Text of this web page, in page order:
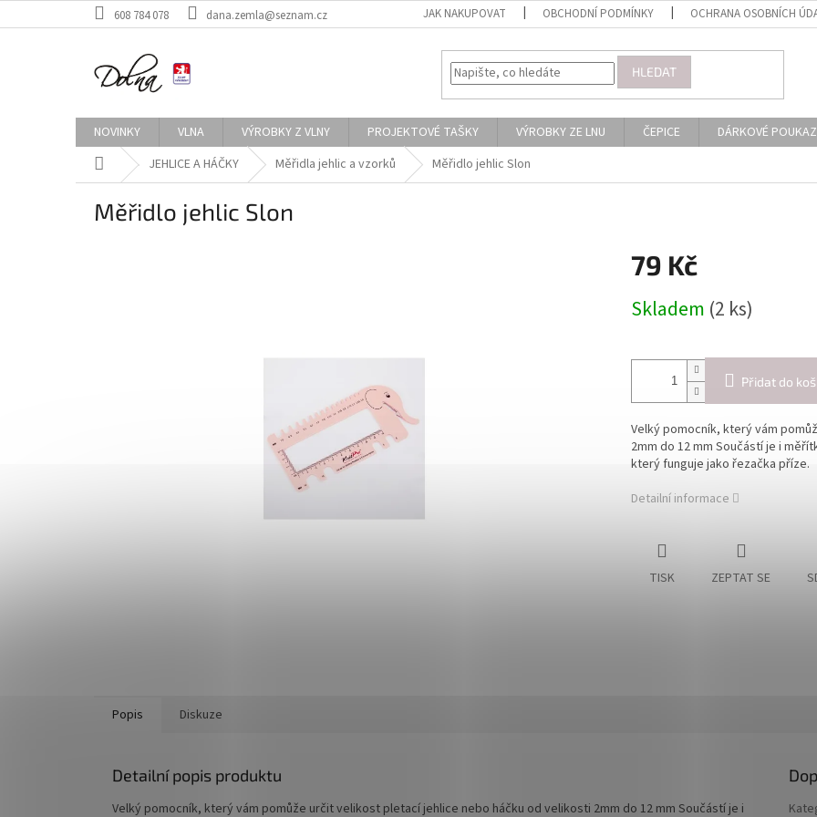
na
608 784 078 dana.zemla@seznam.cz JAK NAKUPOVAT OBCHODNÍ PODMÍNKY OCHRANA OSOBNÍCH
HLEDAT
NOVINKY VLNA VÝROBKY Z VLNY PROJEKTOVÉ TAŠKY VÝROBKY ZE LNU ČEPICE DÁRKOVÉ
Domů JEHLICE A HÁČKY Měřidla jehlic a vzorků Měřidlo jehlic Slon
Měřidlo jehlic Slon
79 Kč
cena:
Skladem (2 ks)
Přidat do
Velký pomocník, který vám
2mm do 12 mm Součástí je i
který funguje jako řezačka příze.
Detailní informace
TISK ZEPTAT SE
Popis Diskuze
Detailní popis produktu
Velký pomocník, který vám pomůže určit velikost pletací jehlice nebo háčku od velikosti 2mm do 12 mm Součástí je i